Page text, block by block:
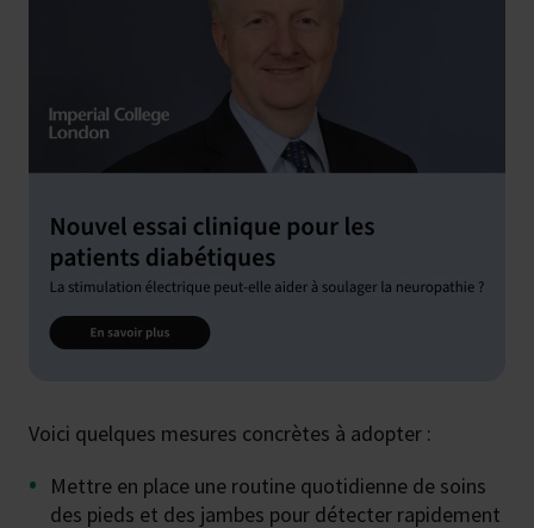
Voici quelques mesures concrètes à adopter :
Mettre en place une routine quotidienne de soins
des pieds et des jambes pour détecter rapidement